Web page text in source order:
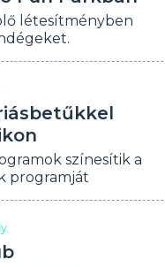
létesítményben
színesítik a
programját